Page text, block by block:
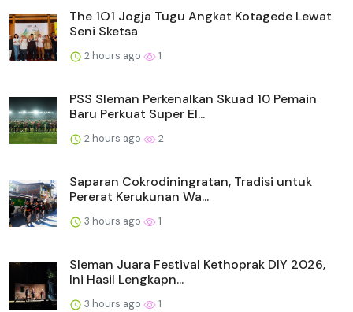
The 1O1 Jogja Tugu Angkat Kotagede Lewat
Seni Sketsa
2 hours ago 1
PSS Sleman Perkenalkan Skuad 10 Pemain
Baru Perkuat Super El...
2 hours ago 2
Saparan Cokrodiningratan, Tradisi untuk
Pererat Kerukunan Wa...
3 hours ago 1
Sleman Juara Festival Kethoprak DIY 2026,
Ini Hasil Lengkapn...
3 hours ago 1